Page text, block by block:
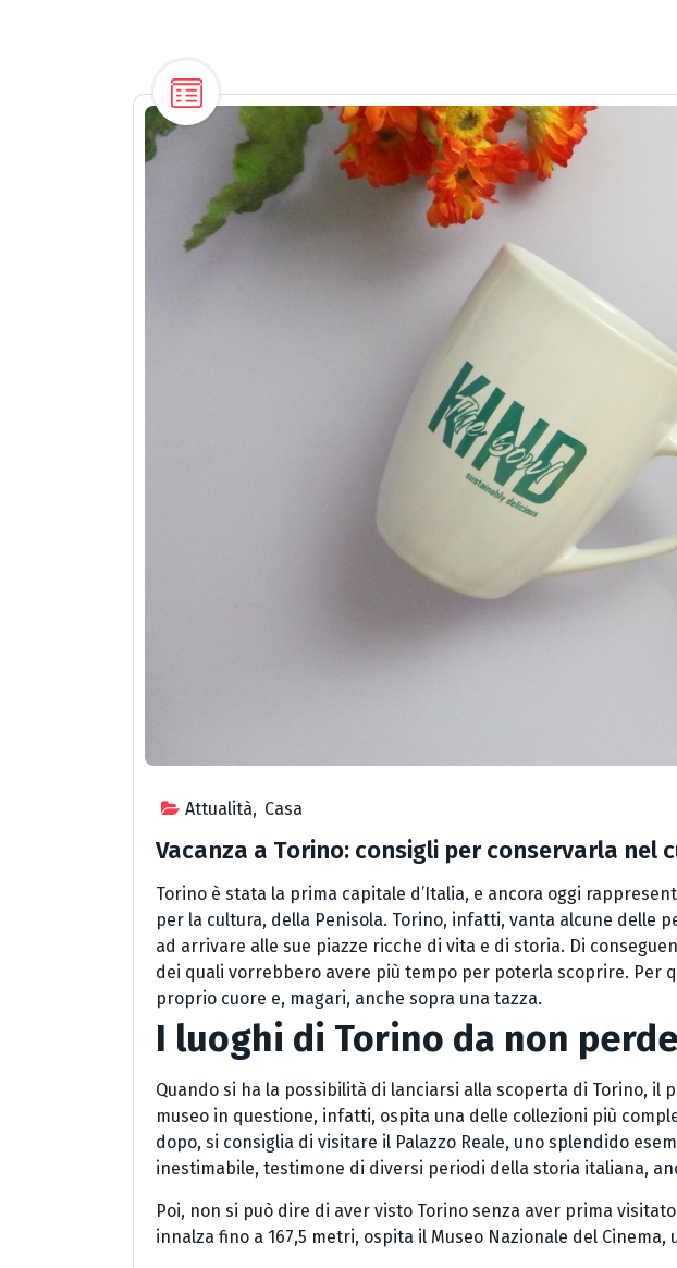
Attualità, Casa
Vacanza a Torino: consigli per conservarla nel
Torino è stata la prima capitale d’Italia, e ancora oggi
per la cultura, della Penisola. Torino, infatti, vanta alcune
ad arrivare alle sue piazze ricche di vita e di storia. Di
dei quali vorrebbero avere più tempo per poterla scoprire. Per
proprio cuore e, magari, anche sopra una tazza.
I luoghi di Torino da non
Quando si ha la possibilità di lanciarsi alla scoperta di Torino, il
museo in questione, infatti, ospita una delle collezioni più
dopo, si consiglia di visitare il Palazzo Reale, uno splendido
inestimabile, testimone di diversi periodi della storia italiana,
Poi, non si può dire di aver visto Torino senza aver prima
innalza fino a 167,5 metri, ospita il Museo Nazionale del